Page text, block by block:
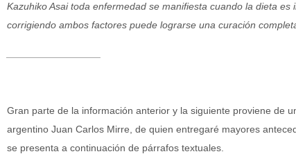
Kazuhiko Asai toda enfermedad se manifiesta cuando la dieta
corrigiendo ambos factores puede lograrse una curación
Gran parte de la información anterior y la siguiente proviene de
argentino Juan Carlos Mirre, de quien entregaré mayores
se presenta a continuación de párrafos textuales.